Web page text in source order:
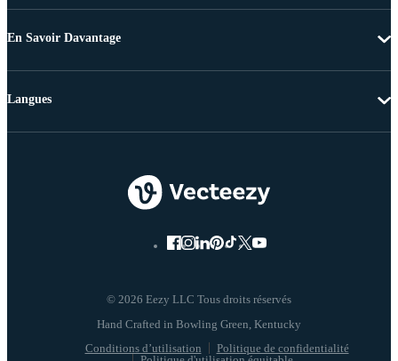
En Savoir Davantage
© 2026 Eezy LLC Tous droits réservés
Conditions d’utilisation
Politique de confidentialité
Langues